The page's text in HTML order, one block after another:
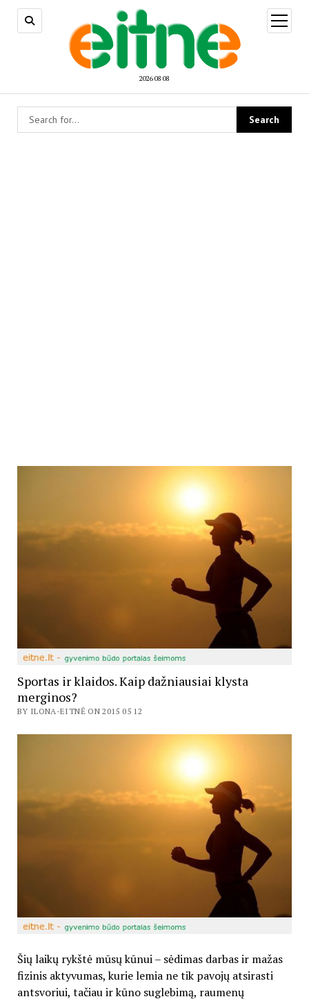
2026 08 08
open
menu
Sportas ir klaidos. Kaip dažniausiai klysta
merginos?
BY ILONA-EITNĖ ON 2015 05 12
Šių laikų rykštė mūsų kūnui – sėdimas darbas ir mažas
fizinis aktyvumas, kurie lemia ne tik pavojų atsirasti
antsvoriui, tačiau ir kūno suglebimą, raumenų